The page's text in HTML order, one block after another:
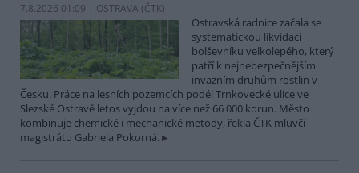
7.8.2026 01:09 | OSTRAVA (ČTK)
Ostravská radnice začala se
systematickou likvidací
bolševníku velkolepého, který
patří k nejnebezpečnějším
invazním druhům rostlin v
Česku. Práce na lesních pozemcích podél Trnkovecké ulice ve
Slezské Ostravě letos vyjdou na více než 66 000 korun. Město
kombinuje chemické i mechanické metody, řekla ČTK mluvčí
magistrátu Gabriela Pokorná.